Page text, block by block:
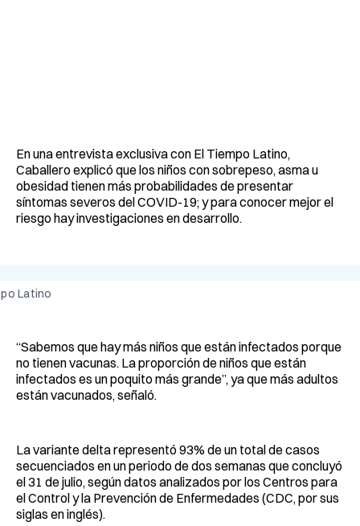
En una entrevista exclusiva con El Tiempo Latino,
Caballero explicó que los niños con sobrepeso, asma u
obesidad tienen más probabilidades de presentar
síntomas severos del COVID-19; y para conocer mejor el
riesgo hay investigaciones en desarrollo.
Latino
“Sabemos que hay más niños que están infectados porque
no tienen vacunas. La proporción de niños que están
infectados es un poquito más grande”, ya que más adultos
están vacunados, señaló.
La variante delta representó 93% de un total de casos
secuenciados en un periodo de dos semanas que concluyó
el 31 de julio, según datos analizados por los Centros para
el Control y la Prevención de Enfermedades (CDC, por sus
siglas en inglés).